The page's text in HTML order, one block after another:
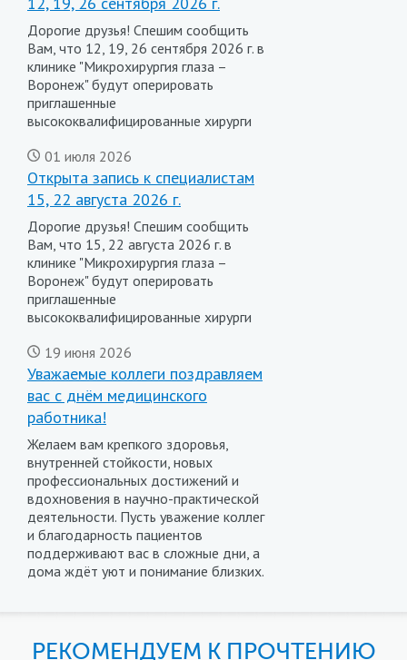
Дорогие друзья! Спешим сообщить
Вам, что 12, 19, 26 сентября 2026 г. в
клинике "Микрохирургия глаза –
Воронеж" будут оперировать
приглашенные
высококвалифицированные хирурги
01 июля 2026
Открыта запись к специалистам
15, 22 августа 2026 г.
Дорогие друзья! Спешим сообщить
Вам, что 15, 22 августа 2026 г. в
клинике "Микрохирургия глаза –
Воронеж" будут оперировать
приглашенные
высококвалифицированные хирурги
19 июня 2026
Уважаемые коллеги поздравляем
вас с днём медицинского
работника!
Желаем вам крепкого здоровья,
внутренней стойкости, новых
профессиональных достижений и
вдохновения в научно-практической
деятельности. Пусть уважение коллег
и благодарность пациентов
поддерживают вас в сложные дни, а
дома ждёт уют и понимание близких.
РЕКОМЕНДУЕМ К ПРОЧТЕНИЮ